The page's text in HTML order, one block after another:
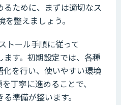
ために、まずは適切なス
整えましょう。
トール手順に従って
す。初期設定では、各種
を行い、使いやすい環境
丁寧に進めることで、
準備が整います。